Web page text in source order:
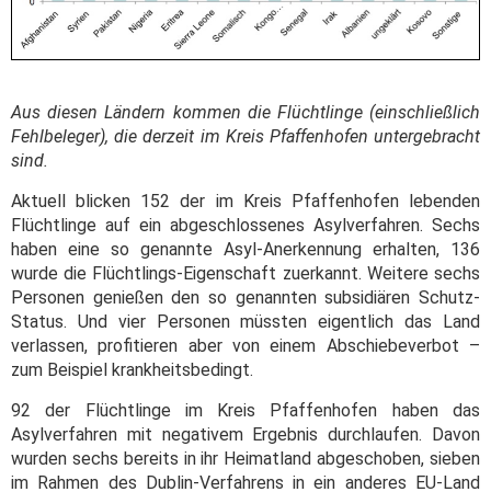
Aus diesen Ländern kommen die Flüchtlinge (einschließlich
Fehlbeleger), die derzeit im Kreis Pfaffenhofen untergebracht
sind.
Aktuell blicken 152 der im Kreis Pfaffenhofen lebenden
Flüchtlinge auf ein abgeschlossenes Asylverfahren. Sechs
haben eine so genannte Asyl-Anerkennung erhalten, 136
wurde die Flüchtlings-Eigenschaft zuerkannt. Weitere sechs
Personen genießen den so genannten subsidiären Schutz-
Status. Und vier Personen müssten eigentlich das Land
verlassen, profitieren aber von einem Abschiebeverbot –
zum Beispiel krankheitsbedingt.
92 der Flüchtlinge im Kreis Pfaffenhofen haben das
Asylverfahren mit negativem Ergebnis durchlaufen. Davon
wurden sechs bereits in ihr Heimatland abgeschoben, sieben
im Rahmen des Dublin-Verfahrens in ein anderes EU-Land